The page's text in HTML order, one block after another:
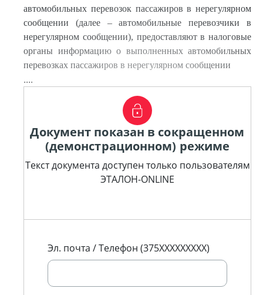
автомобильных перевозок пассажиров в нерегулярном
сообщении (далее – автомобильные перевозчики в
нерегулярном сообщении), предоставляют в налоговые
органы информацию о выполненных автомобильных
перевозках пассажиров в нерегулярном сообщении
....
Документ показан в сокращенном
(демонстрационном) режиме
Текст документа доступен только пользователям
ЭТАЛОН-ONLINE
Эл. почта / Телефон (375XXXXXXXXX)